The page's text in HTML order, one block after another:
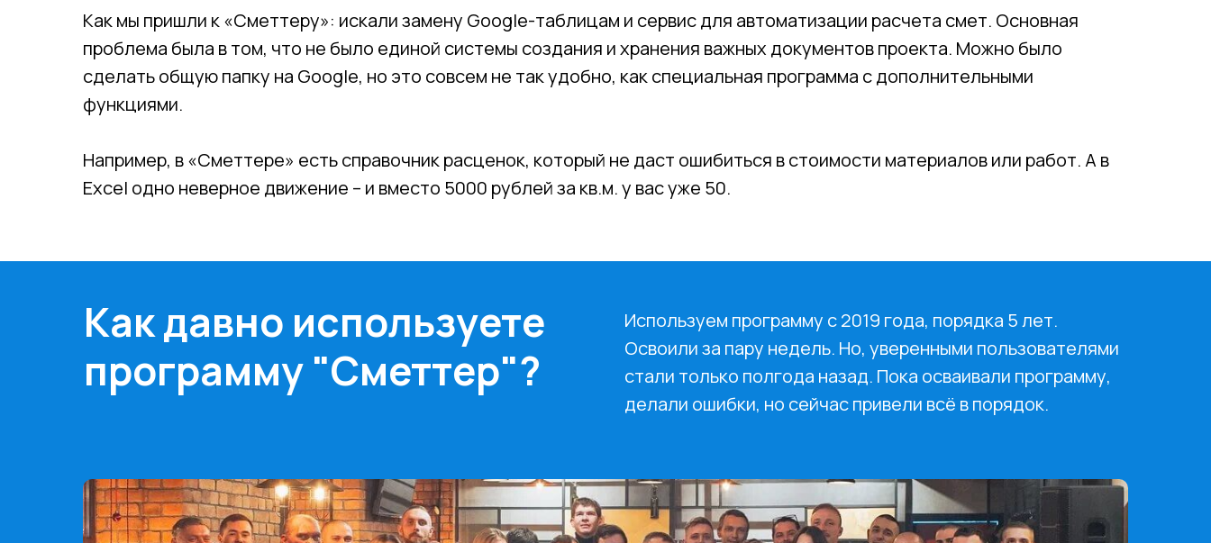
Как мы пришли к «Сметтеру»: искали замену Google-таблицам и сервис для автоматизации расчета смет. Основная
проблема была в том, что не было единой системы создания и хранения важных документов проекта. Можно было
сделать общую папку на Google, но это совсем не так удобно, как специальная программа с дополнительными
функциями.
Например, в «Сметтере» есть справочник расценок, который не даст ошибиться в стоимости материалов или работ. А в
Excel одно неверное движение – и вместо 5000 рублей за кв.м. у вас уже 50.
Как давно используете
программу "Сметтер"?
Используем программу с 2019 года, порядка 5 лет.
Освоили за пару недель. Но, уверенными пользователями
стали только полгода назад. Пока осваивали программу,
делали ошибки, но сейчас привели всё в порядок.